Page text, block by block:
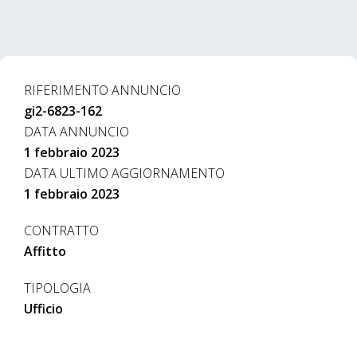
RIFERIMENTO ANNUNCIO
gi2-6823-162
DATA ANNUNCIO
1 febbraio 2023
DATA ULTIMO AGGIORNAMENTO
1 febbraio 2023
CONTRATTO
Affitto
TIPOLOGIA
Ufficio